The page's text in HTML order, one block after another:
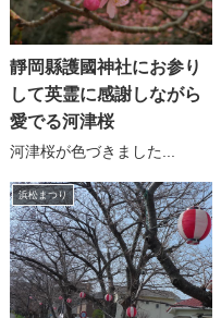
靜岡縣護國神社にお参り
して英霊に感謝しながら
愛でる河津桜
河津桜が色づきました...
浜松まつり